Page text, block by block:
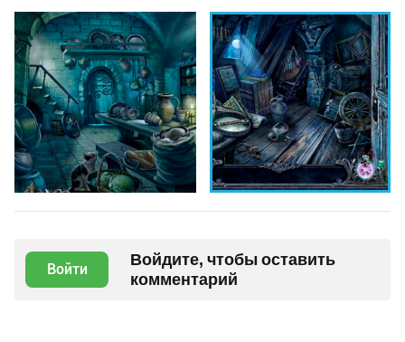
Войти
Войдите, чтобы оставить
комментарий